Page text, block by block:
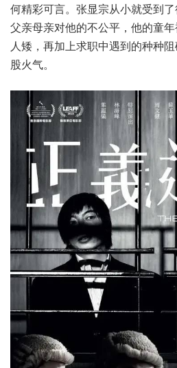
何精彩可言。张显宗从小就受到
父亲母亲对他的不公平，他的童
人矮，再加上求职中遇到的种种
股火气。